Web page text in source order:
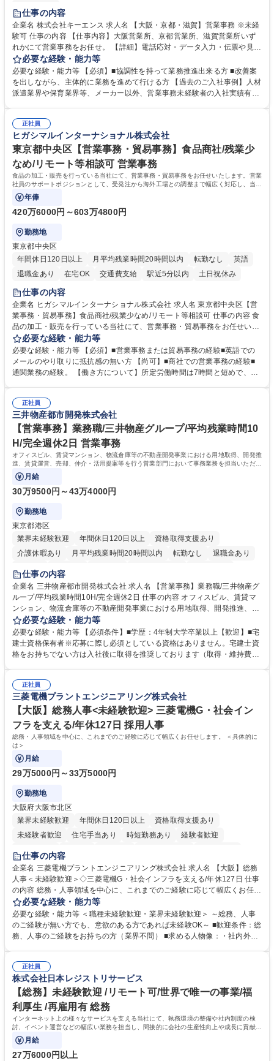
土日祝休み
仕事の内容
企業名 株式会社キーエンス 求人名 【大阪・京都・滋賀】営業事務 ※未経
験可 仕事の内容 【仕事内容】大阪営業所、京都営業所、滋賀営業所いず
れかにて営業事務をお任せ。 【詳細】電話応対・データ入力・伝票や見積
の作成・カタログ送付・来客対応・営業所内で発生する事務業務や業務改
善をお任せ。 【教育制度】ご入社後、育成担当とペアになりながらOJTに
て業務を覚えていただくことが可能です。業務システムがきちんと構築さ
れているため、スムーズに仕事に慣れることができる環境です。また、
募集職種 【大阪・京都・滋賀】営業事務 ※未経験可
必要な経験・能力等
必要な経験・能力等 【必須】■協調性を持って業務推進出来る方 ■改善案
を出しながら、主体的に業務を進めて行ける方 【過去のご入社事例】人材
派遣業界や保育業界等、メーカー以外、営業事務未経験者の入社実績有
えて、お客様や社員の状況に合わせ、能動的なサポート、改善の動きも期
待され。組織を支えるスペシャリストとして、チームに貢献し、結果的に
社員から頼られる存在になることができます。平均19:30の退勤以降の業
務の持ち帰りも禁止されており、メリハリのある働き方となります。 学
歴・資格 学歴：大学院 大学 高専 短大 語学力： 資格：
正社員
ヒガシマルインターナショナル株式会社
東京都中央区【営業事務・貿易事務】食品商社/残業少
なめ/リモート等相談可 営業事務
食品の加工・販売を行っている当社にて、営業事務・貿易事務をお任せいたします。営業
社員のサポートポジションとして、受発注から海外工場との調整まで幅広く対応し、当社
事業の根幹を支えていただきます。
年俸
420万6000円～603万4800円
勤務地
東京都中央区
年間休日120日以上
月平均残業時間20時間以内 転勤なし
英語
退職金あり
在宅OK 交通費支給 駅近5分以内 土日祝休み
仕事の内容
企業名 ヒガシマルインターナショナル株式会社 求人名 東京都中央区【営
業事務・貿易事務】食品商社/残業少なめ/リモート等相談可 仕事の内容 食
品の加工・販売を行っている当社にて、営業事務・貿易事務をお任せいた
します。営業社員のサポートポジションとして、受発注から海外工場との
調整まで幅広く対応し、当社事業の根幹を支えていただきます。 ■受発注
業務、請求書発行 ■海外工場とのスケジュール調整 ■在庫管理 ■輸入書類
の確認・作成 ■配送手配 ■通関業者を通して行う輸出入業全般 ■倉庫との
ルプロデュースしているため、商品に関わる全ての業務をサポート頂きま
す。 募集職種 東京都中央区【営業事務・貿易事務】食品商社/残業少なめ/
リモート等相談可
必要な経験・能力等
必要な経験・能力等 【必須】■営業事務または貿易事務の経験■英語での
メールのやり取りに抵抗感の無い方 【尚可】■商社での営業事務の経験■
通関業務の経験。 【働き方について】所定労働時間は7時間と短めで、残
の強み】1991年の設立以来、外食産業を中心としたお客様の多様なニー
ズに沿った冷凍水産物等の生産・輸入・販売を一貫して手掛けています。
自社工場と海外拠点の強固な連携によるワンストップサービスが最大の強
みです。 学歴・資格 学歴：大学院 大学 語学力：英語 資格：
正社員
三井物産都市開発株式会社
【営業事務】業務職/三井物産グループ/平均残業時間10
H/完全週休2日 営業事務
オフィスビル、賃貸マンション、物流倉庫等の不動産開発事業における用地取得、開発推
進、賃貸運営、売却、仲介・活用提案等を行う営業部門において事務業務を担当いただき
ます。
月給
30万9500円～43万4000円
勤務地
東京都港区
業界未経験歓迎
年間休日120日以上
資格取得支援あり
介護休暇あり
月平均残業時間20時間以内 転勤なし
退職金あり
在宅OK
賞与あり
駅近5分以内
土日祝休み 寮・社宅あり
仕事の内容
企業名 三井物産都市開発株式会社 求人名 【営業事務】業務職/三井物産グ
ループ/平均残業時間10H/完全週休2日 仕事の内容 オフィスビル、賃貸マ
ンション、物流倉庫等の不動産開発事業における用地取得、開発推進、賃
貸運営、売却、仲介・活用提案等を行う営業部門において事務業務を担当
いただきます。 【詳細】・契約書管理、契約書製本、捺印対応、ファイリ
ング、登記簿取得、調書取得・支払業務（各種費用支払、支払管理、請
求・支払データ登録、取引先マスター申請対応）・予算作成及び予実管
の他に担当頂く業務が発生する場合があります。 募集職種 【営業事務】
業務職/三井物産グループ/平均残業時間10H/完全週休2日
必要な経験・能力等
必要な経験・能力等 【必須条件】■学歴：4年制大学卒業以上【歓迎】■宅
建士資格保有者※応募に際し必須としている資格はありません。宅建士資
格をお持ちでない方は入社後に取得を推奨しております（取得・維持費用
ション力がある方。 ・チャレンジを厭わず、粘り強く業務に取り組める
方。多様な関係者と謙虚に信頼関係を構築でき、期限を意識したスケジュ
ール管理が出来る方。※将来的に他部署（営業部門、コーポレート部門）
へのジョブローテーションの可能性があります。 学歴・資格 学歴：大学
院 大学 語学力： 資格：宅地建物取引士
正社員
三菱電機プラントエンジニアリング株式会社
【大阪】総務人事<未経験歓迎> 三菱電機G・社会イン
フラを支える/年休127日 採用人事
総務・人事領域を中心に、これまでのご経験に応じて幅広くお任せします。 ＜具体的に
は＞
月給
29万5000円～33万5000円
勤務地
大阪府大阪市北区
業界未経験歓迎
年間休日120日以上
資格取得支援あり
未経験者歓迎
住宅手当あり 時短勤務あり
経験者歓迎
退職金あり
駅近5分以内
土日祝休み 服装自由 寮・社宅あり 食事補助あり
仕事の内容
企業名 三菱電機プラントエンジニアリング株式会社 求人名 【大阪】総務
人事＜未経験歓迎＞◇三菱電機G・社会インフラを支える/年休127日 仕事
の内容 総務・人事領域を中心に、これまでのご経験に応じて幅広くお任せ
します。 ＜具体的には＞ ・総務/人事労務（給与・社保・勤怠管理など）
・採用・教育研修 ・福利厚生運用 など ※基本的には事務所勤務ですが、
採用や教育等の業務内容により、関西圏以外への日帰り・宿泊を伴う国内
出張もございます。 ※担当業務を持ちつつ、お互いに助け合いながら、総
必要な経験・能力等
必要な経験・能力等 ＜職種未経験歓迎・業界未経験歓迎＞ ～総務、人事
のご経験が無い方でも、意欲のある方であれば未経験OK～ ■歓迎条件：総
務、人事のご経験をお持ちの方（業界不問） ■求める人物像：・社内外の
正社員
株式会社日本レジストリサービス
【総務】未経験歓迎 /リモート可/世界で唯一の事業/福
利厚生 /再雇用有 総務
インターネット上の様々なサービスを支える当社にて、執務環境の整備や社内制度の検
討、イベント運営などの幅広い業務を担当し、間接的に会社の生産性向上や成長に貢献し
ている部署です。
月給
27万6000円以上